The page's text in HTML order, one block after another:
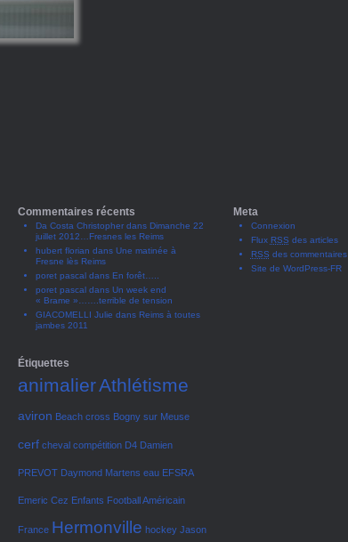
Commentaires récents
Da Costa Christopherdans Dimanche 22
juillet 2012…Fresnes les Reims
hubert florian dans Une matinée à
Fresne lès Reims
poret pascaldans En forêt…..
poret pascaldans Un week end
« Brame »…….terrible de tension
GIACOMELLI Julie dans Reims à toutes
jambes 2011
Étiquettes
animalierAthlétisme
aviron Beach cross Bogny sur Meuse
cerf cheval compétition D4 Damien
PREVOT Daymond Martens eau EFSRA
Emeric Cez Enfants Football Américain
France Hermonville hockey Jason
Meta
Connexion
Flux RSS des articles
RSS des commentaires
Site de WordPress-FR